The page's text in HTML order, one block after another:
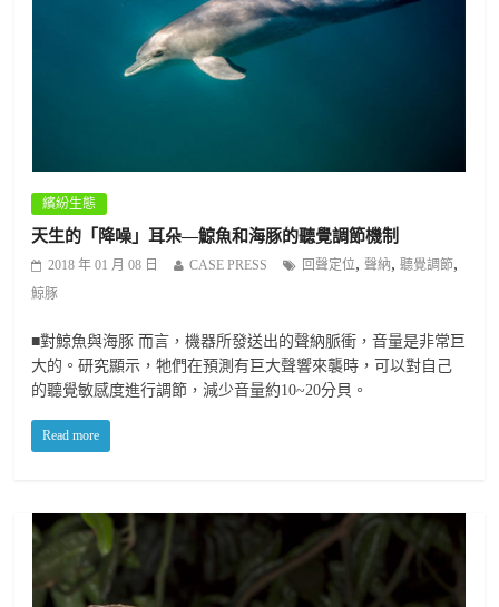
繽紛生態
天生的「降噪」耳朵—鯨魚和海豚的聽覺調節機制
2018 年 01 月 08 日 CASE PRESS 回聲定位,聲納,聽覺調節,
鯨豚
■對鯨魚與海豚 而言，機器所發送出的聲納脈衝，音量是非常巨
大的。研究顯示，牠們在預測有巨大聲響來襲時，可以對自己
的聽覺敏感度進行調節，減少音量約10~20分貝。
Read more